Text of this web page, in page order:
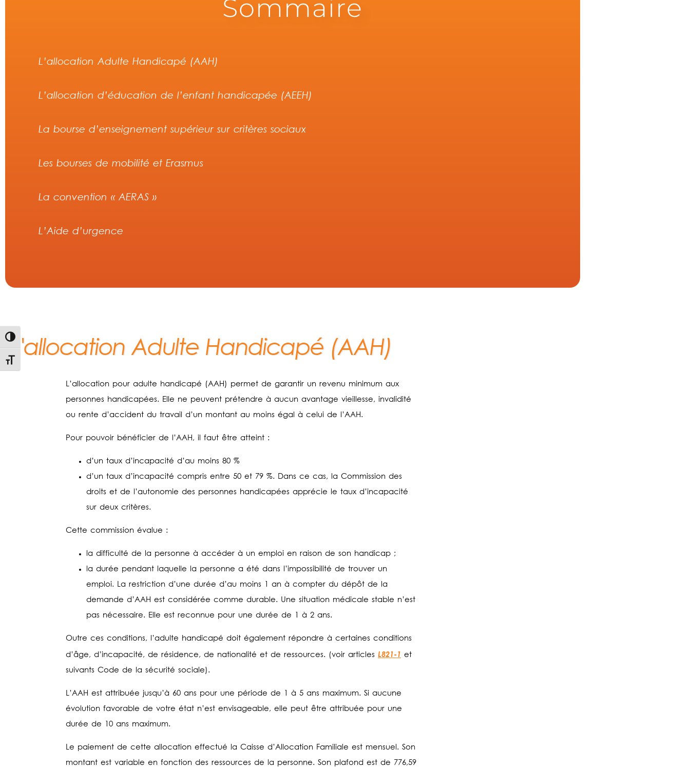
Passer en contraste élevé
Changer la taille de la police
Sommaire
L’allocation Adulte Handicapé (AAH)
L’allocation d’éducation de l’enfant handicapée (AEEH)
La bourse d’enseignement supérieur sur critères sociaux
Les bourses de mobilité et Erasmus
La convention « AERAS »
L’Aide d’urgence
L'allocation Adulte Handicapé (AAH)
L’allocation pour adulte handicapé (AAH) permet de garantir un revenu minimum aux
personnes handicapées. Elle ne peuvent prétendre à aucun avantage vieillesse, invalidité
ou rente d’accident du travail d’un montant au moins égal à celui de l’AAH.
Pour pouvoir bénéficier de l’AAH, il faut être atteint :
d’un taux d’incapacité d’au moins 80 %
d’un taux d’incapacité compris entre 50 et 79 %. Dans ce cas, la Commission des
droits et de l’autonomie des personnes handicapées apprécie le taux d’incapacité
sur deux critères.
Cette commission évalue :
la difficulté de la personne à accéder à un emploi en raison de son handicap ;
la durée pendant laquelle la personne a été dans l’impossibilité de trouver un
emploi. La restriction d’une durée d’au moins 1 an à compter du dépôt de la
demande d’AAH est considérée comme durable. Une situation médicale stable n’est
pas nécessaire. Elle est reconnue pour une durée de 1 à 2 ans.
Outre ces conditions, l’adulte handicapé doit également répondre à certaines conditions
d’âge, d’incapacité, de résidence, de nationalité et de ressources. (voir articles L821-1 et
suivants Code de la sécurité sociale).
L’AAH est attribuée jusqu’à 60 ans pour une période de 1 à 5 ans maximum. Si aucune
évolution favorable de votre état n’est envisageable, elle peut être attribuée pour une
durée de 10 ans maximum.
Le paiement de cette allocation effectué la Caisse d’Allocation Familiale est mensuel. Son
montant est variable en fonction des ressources de la personne. Son plafond est de 776,59